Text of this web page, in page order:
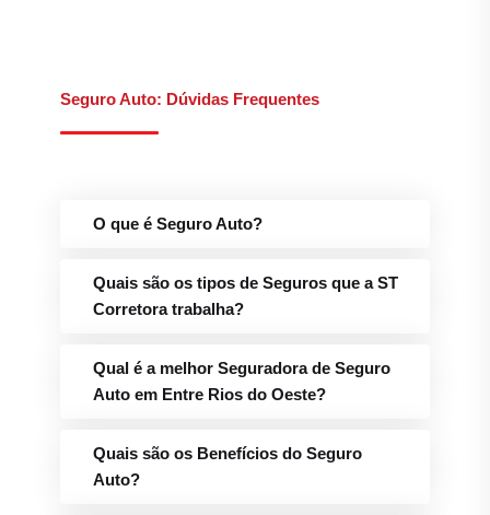
Seguro Auto: Dúvidas Frequentes
O que é Seguro Auto?
Quais são os tipos de Seguros que a ST
Corretora trabalha?
Qual é a melhor Seguradora de Seguro
Auto em Entre Rios do Oeste?
Quais são os Benefícios do Seguro
Auto?